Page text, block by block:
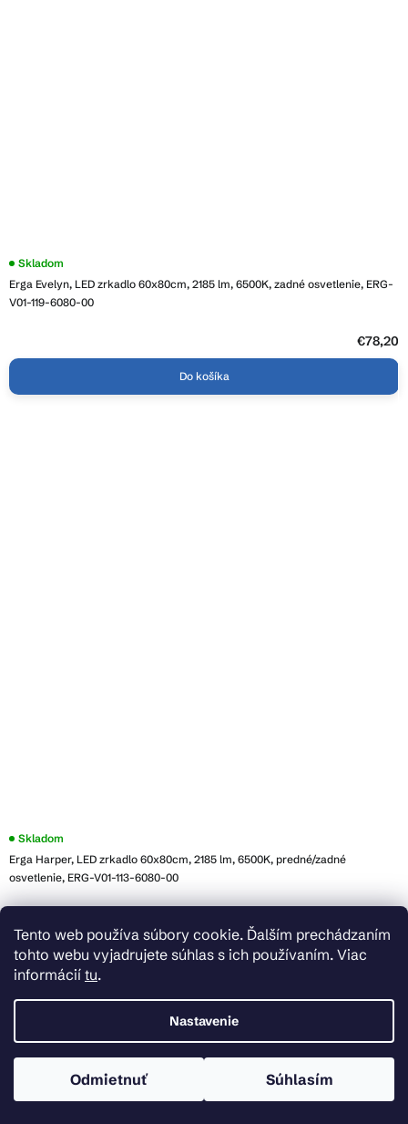
Tento web používa súbory cookie. Ďalším prechádzaním
tohto webu vyjadrujete súhlas s ich používaním. Viac
informácií tu.
Nastavenie
Odmietnuť Súhlasím
Erga Evelyn, LED zrkadlo 60x80cm, 2185 lm, 6500K, zadné osvetlenie, ERG-
V01-119-6080-00
Skladom
€78,20
Do košíka
Erga Harper, LED zrkadlo 60x80cm, 2185 lm, 6500K, predné/zadné
osvetlenie, ERG-V01-113-6080-00
Skladom
Do košíka